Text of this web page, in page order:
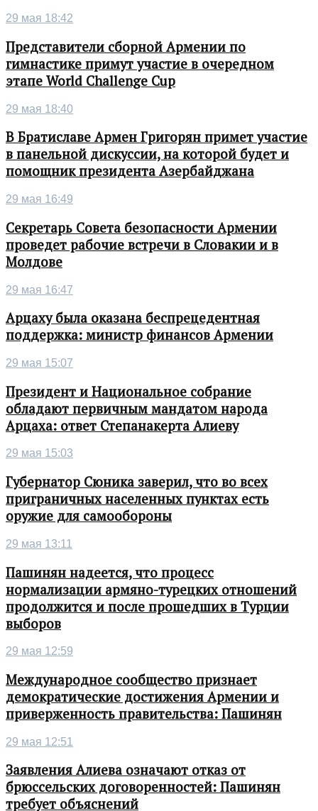
29 мая 18:42
Представители сборной Армении по
гимнастике примут участие в очередном
этапе World Challenge Cup
29 мая 18:40
В Братиславе Армен Григорян примет участие
в панельной дискуссии, на которой будет и
помощник президента Азербайджана
29 мая 16:49
Секретарь Совета безопасности Армении
проведет рабочие встречи в Словакии и в
Молдове
29 мая 16:47
Арцаху была оказана беспрецедентная
поддержка: министр финансов Армении
29 мая 15:07
Президент и Национальное собрание
обладают первичным мандатом народа
Арцаха: ответ Степанакерта Алиеву
29 мая 15:03
Губернатор Сюника заверил, что во всех
приграничных населенных пунктах есть
оружие для самообороны
29 мая 13:11
Пашинян надеется, что процесс
нормализации армяно-турецких отношений
продолжится и после прошедших в Турции
выборов
29 мая 12:59
Международное сообщество признает
демократические достижения Армении и
приверженность правительства: Пашинян
29 мая 12:51
Заявления Алиева означают отказ от
брюссельских договоренностей: Пашинян
требует объяснений